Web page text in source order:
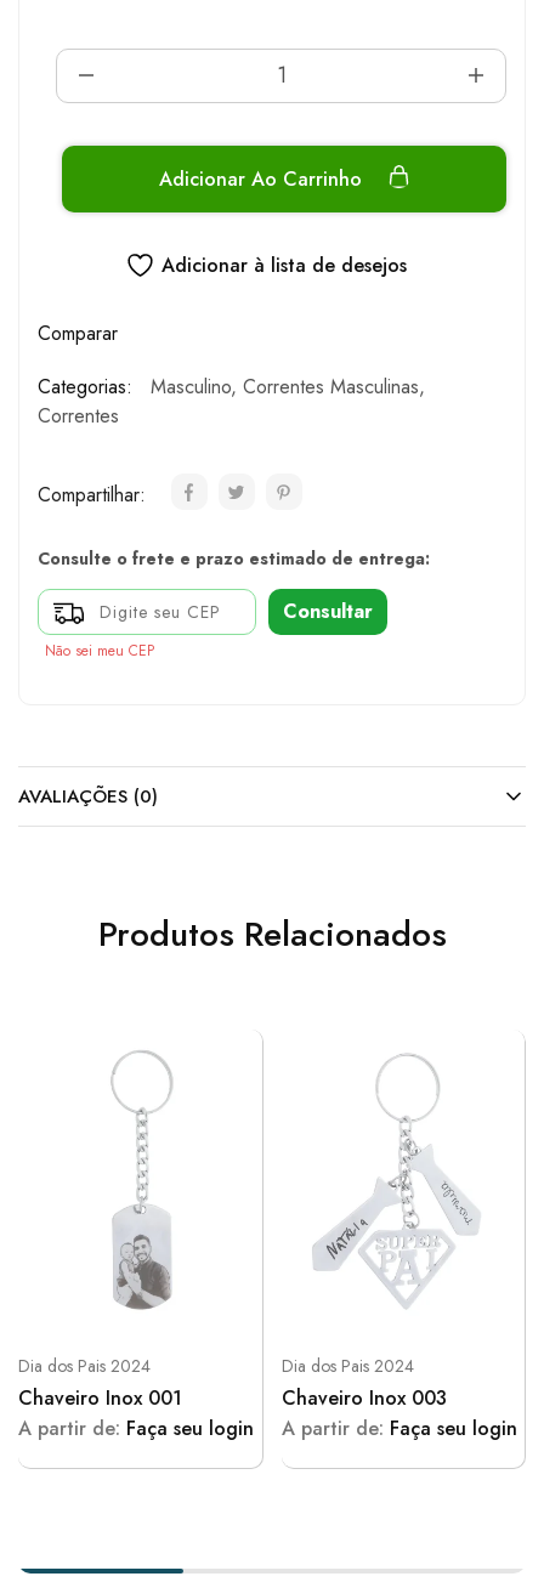
Adicionar Ao Carrinho
Adicionar à lista de desejos
Comparar
Categorias:
Masculino, Correntes Masculinas,
Correntes
Compartilhar:
Consulte o frete e prazo estimado de entrega:
Consultar
Não sei meu CEP
AVALIAÇÕES (0)
Produtos Relacionados
Dia dos Pais 2024
Chaveiro Inox 001
A partir de: Faça seu login
Dia dos Pais 2024
Chaveiro Inox 003
A partir de: Faça seu login